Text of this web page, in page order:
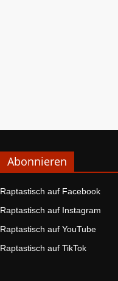
Abonnieren
Raptastisch auf Facebook
Raptastisch auf Instagram
Raptastisch auf YouTube
Raptastisch auf TikTok